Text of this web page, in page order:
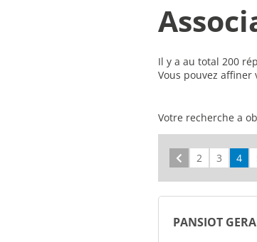
Il y a au total 200
Vous pouvez affiner
Votre recherche a
Précédent
2 3 4
PANSIOT